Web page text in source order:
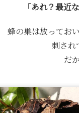
「あれ？最近
蜂の巣は放ってお
刺され
だ